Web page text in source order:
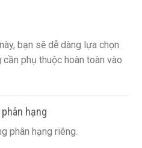
bạn sẽ dễ dàng lựa chọn
phụ thuộc hoàn toàn vào
hạng
phân hạng riêng.